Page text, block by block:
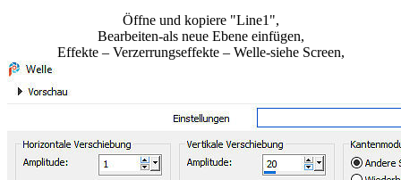
Öffne und kopiere "Line1",
Bearbeiten-als neue Ebene einfügen,
Effekte – Verzerrungseffekte – Welle-siehe Screen,